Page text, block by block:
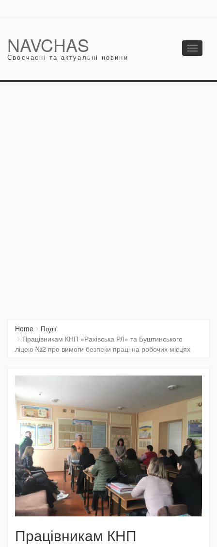
NAVCHAS
Своєчасні та актуальні новини
Toggle
Home
Події
Працівникам КНП «Рахівська РЛ» та Буштинського
ліцею №2 про вимоги безпеки праці на робочих місцях
Працівникам КНП